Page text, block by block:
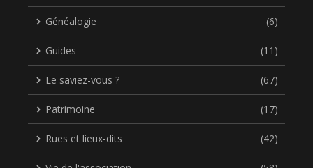
Généalogie (6)
Guides (11)
Le saviez-vous ? (67)
Patrimoine (17)
Rues et lieux-dits (42)